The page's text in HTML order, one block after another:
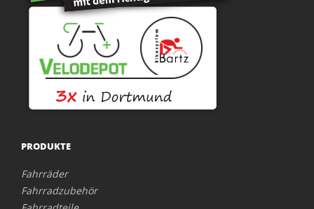
PRODUKTE
Fahrräder
Fahrradzubehör